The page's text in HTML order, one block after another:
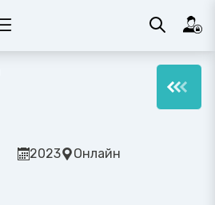
2023 Онлайн